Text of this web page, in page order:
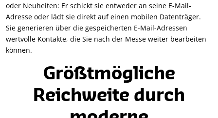
oder Neuheiten: Er schickt sie entweder an seine E-Mail-
Adresse oder lädt sie direkt auf einen mobilen Datenträger.
Sie generieren über die gespeicherten E-Mail-Adressen
wertvolle Kontakte, die Sie nach der Messe weiter bearbeiten
können.
Größtmögliche
Reichweite durch